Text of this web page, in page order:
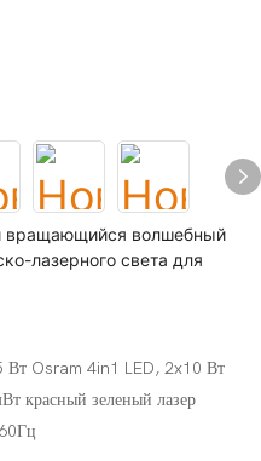
вращающийся волшебный
лазерного света для
Osram 4in1 LED, 2x10 Вт
красный зеленый лазер